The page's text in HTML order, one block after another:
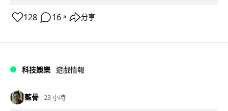
128 16 ↗ 分享
科技娛樂 遊戲情報
藍骨 23 小時